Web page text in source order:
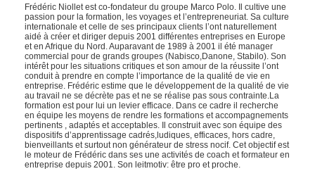
Frédéric Niollet est co-fondateur du groupe Marco Polo. Il cultive une
passion pour la formation, les voyages et l’entrepreneuriat. Sa culture
internationale et celle de ses principaux clients l’ont naturellement
aidé à créer et diriger depuis 2001 différentes entreprises en Europe
et en Afrique du Nord. Auparavant de 1989 à 2001 il été manager
commercial pour de grands groupes (Nabisco,Danone, Stabilo). Son
intérêt pour les situations critiques et son amour de la réussite l’ont
conduit à prendre en compte l’importance de la qualité de vie en
entreprise. Frédéric estime que le développement de la qualité de vie
au travail ne se décrète pas et ne se réalise pas sous contrainte.La
formation est pour lui un levier efficace. Dans ce cadre il recherche
en équipe les moyens de rendre les formations et accompagnements
pertinents , adaptés et acceptables. Il construit avec son équipe des
dispositifs d’apprentissage cadrés,ludiques, efficaces, hors cadre,
bienveillants et surtout non générateur de stress nocif. Cet objectif est
le moteur de Frédéric dans ses une activités de coach et formateur en
entreprise depuis 2001. Son leitmotiv: être pro et proche.